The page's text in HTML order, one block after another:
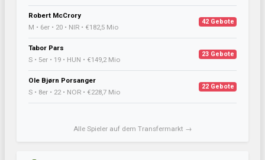
Robert McCrory
M • 6er • 20 • NIR • €182,5 Mio
42 Gebote
Tabor Pars
S • 5er • 19 • HUN • €149,2 Mio
23 Gebote
Ole Bjørn Porsanger
S • 8er • 22 • NOR • €228,7 Mio
22 Gebote
Alle Spieler auf dem Transfermarkt →